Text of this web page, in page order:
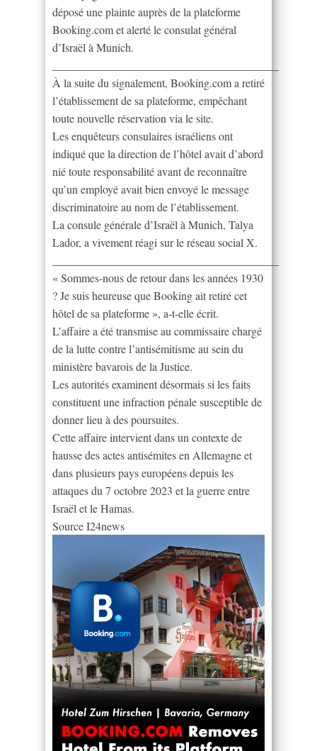
déposé une plainte auprès de la plateforme
Booking.com et alerté le consulat général
d’Israël à Munich.
À la suite du signalement, Booking.com a retiré
l’établissement de sa plateforme, empêchant
toute nouvelle réservation via le site.
Les enquêteurs consulaires israéliens ont
indiqué que la direction de l’hôtel avait d’abord
nié toute responsabilité avant de reconnaître
qu’un employé avait bien envoyé le message
discriminatoire au nom de l’établissement.
La consule générale d’Israël à Munich, Talya
Lador, a vivement réagi sur le réseau social X.
« Sommes-nous de retour dans les années 1930
? Je suis heureuse que Booking ait retiré cet
hôtel de sa plateforme », a-t-elle écrit.
L’affaire a été transmise au commissaire chargé
de la lutte contre l’antisémitisme au sein du
ministère bavarois de la Justice.
Les autorités examinent désormais si les faits
constituent une infraction pénale susceptible de
donner lieu à des poursuites.
Cette affaire intervient dans un contexte de
hausse des actes antisémites en Allemagne et
dans plusieurs pays européens depuis les
attaques du 7 octobre 2023 et la guerre entre
Israël et le Hamas.
Source I24news